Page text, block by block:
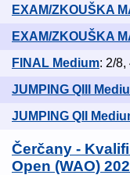
EXAM/ZKOUŠKA
EXAM/ZKOUŠKA
FINAL Medium: 2/8,
JUMPING QIII
JUMPING QII
Čerčany -
Open (WAO)